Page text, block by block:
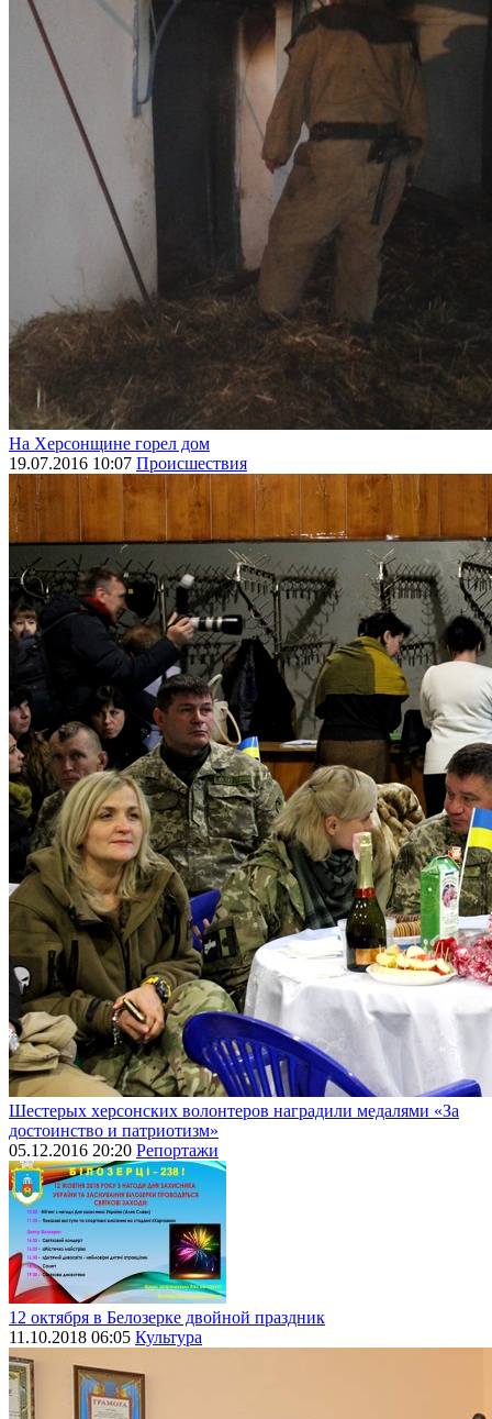
На Херсонщине горел дом
19.07.2016 10:07 Происшествия
Шестерых херсонских волонтеров наградили медалями «За
достоинство и патриотизм»
05.12.2016 20:20 Репортажи
12 октября в Белозерке двойной праздник
11.10.2018 06:05 Культура